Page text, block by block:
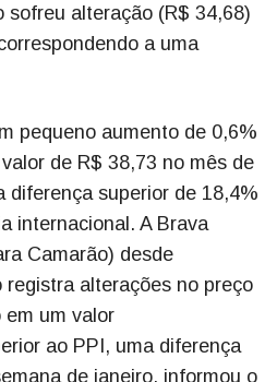
sofreu alteração (R$ 34,68)
a uma
pequeno aumento de 0,6%
de R$ 38,73 no mês de
diferença superior de 18,4%
internacional. A Brava
Camarão) desde
alterações no preço
em um valor
ao PPI, uma diferença
de janeiro, informou o